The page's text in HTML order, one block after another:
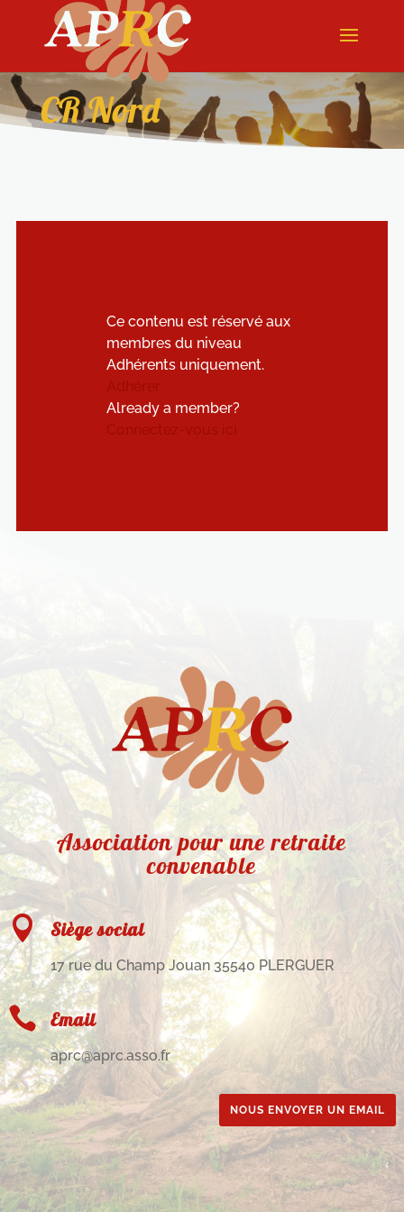
CR Nord
Ce contenu est réservé aux
membres du niveau
Adhérents uniquement.
Already a member?
Association pour une retraite
convenable
 Siège social
17 rue du Champ Jouan 35540 PLERGUER
 Email
aprc@aprc.asso.fr
NOUS ENVOYER UN EMAIL